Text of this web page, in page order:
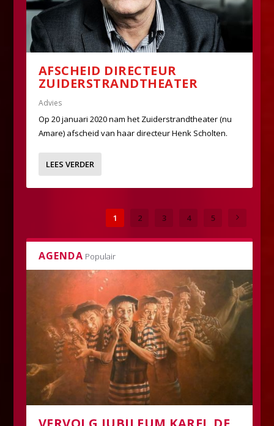
AFSCHEID DIRECTEUR
ZUIDERSTRANDTHEATER
Advies
Op 20 januari 2020 nam het Zuiderstrandtheater (nu
Amare) afscheid van haar directeur Henk Scholten.
LEES VERDER
1 2 3 4 5
AGENDA Populair